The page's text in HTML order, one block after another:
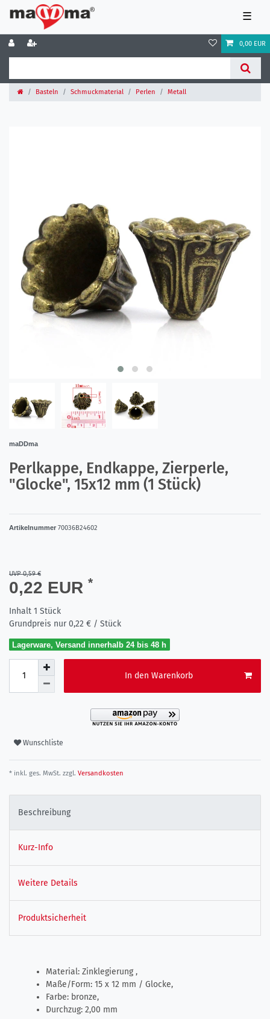
☰
0,00 EUR
Basteln Schmuckmaterial Perlen Metall
maDDma
Perlkappe, Endkappe, Zierperle,
"Glocke", 15x12 mm (1 Stück)
Artikelnummer 70036B24602
UVP 0,59 €
0,22 EUR *
Inhalt 1 Stück
Grundpreis nur0,22 € / Stück
Lagerware, Versand innerhalb 24 bis 48 h
In den Warenkorb
Wunschliste
* inkl. ges. MwSt. zzgl. Versandkosten
Beschreibung
Kurz-Info
Weitere Details
Produktsicherheit
Material: Zinklegierung ,
Maße/Form: 15 x 12 mm / Glocke,
Farbe: bronze,
Durchzug: 2,00 mm